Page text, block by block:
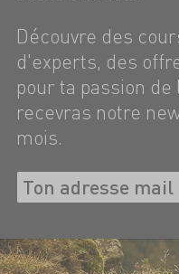
Découvre des
d'experts, des
pour ta passion de
recevras notre
mois.